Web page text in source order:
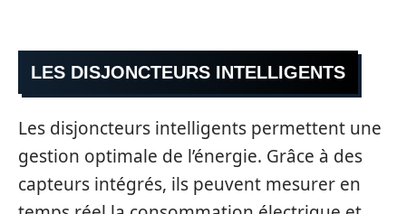
LES DISJONCTEURS INTELLIGENTS
Les disjoncteurs intelligents permettent une
gestion optimale de l’énergie. Grâce à des
capteurs intégrés, ils peuvent mesurer en